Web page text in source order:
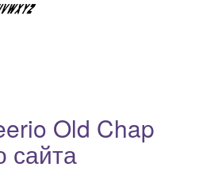
Old Chap
сайта